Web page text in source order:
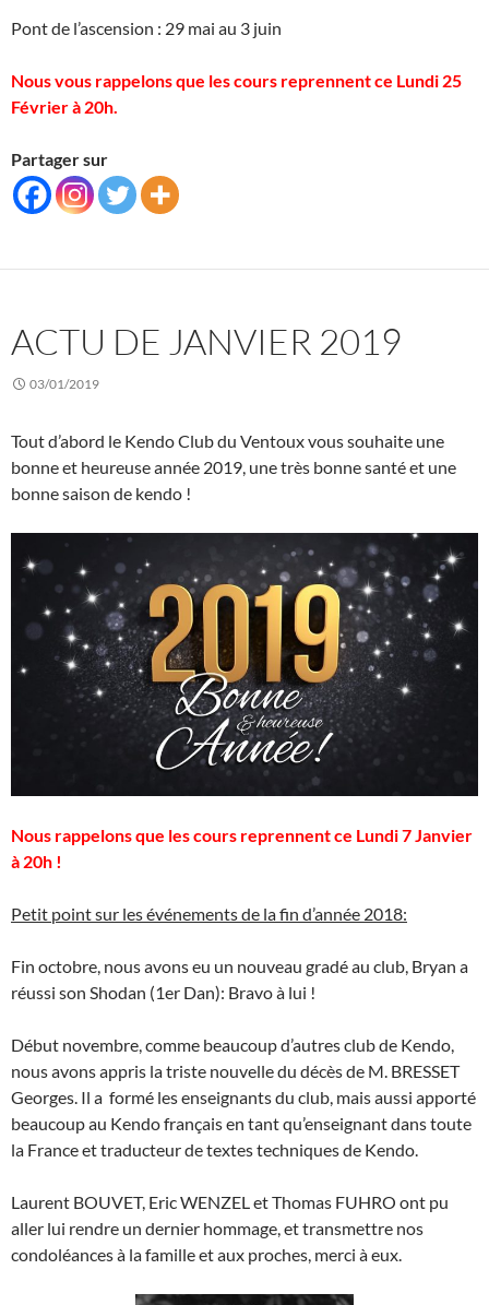
Pont de l’ascension : 29 mai au 3 juin
Nous vous rappelons que les cours reprennent ce Lundi 25
Février à 20h.
Partager sur
ACTU DE JANVIER 2019
03/01/2019
Tout d’abord le Kendo Club du Ventoux vous souhaite une
bonne et heureuse année 2019, une très bonne santé et une
bonne saison de kendo !
Nous rappelons que les cours reprennent ce Lundi 7 Janvier
à 20h !
Petit point sur les événements de la fin d’année 2018:
Fin octobre, nous avons eu un nouveau gradé au club, Bryan a
réussi son Shodan (1er Dan): Bravo à lui !
Début novembre, comme beaucoup d’autres club de Kendo,
nous avons appris la triste nouvelle du décès de M. BRESSET
Georges. Il a formé les enseignants du club, mais aussi apporté
beaucoup au Kendo français en tant qu’enseignant dans toute
la France et traducteur de textes techniques de Kendo.
Laurent BOUVET, Eric WENZEL et Thomas FUHRO ont pu
aller lui rendre un dernier hommage, et transmettre nos
condoléances à la famille et aux proches, merci à eux.